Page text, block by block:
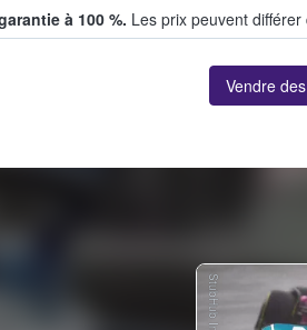
à 100 %. Les prix peuvent
Vendre